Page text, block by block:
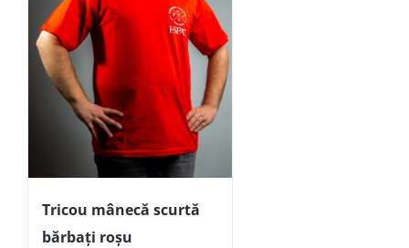
Tricou mânecă scurtă
bărbați roșu